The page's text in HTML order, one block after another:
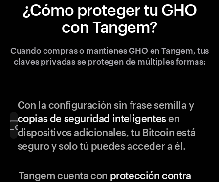
¿Cómo proteger tu GHO
con Tangem?
Cuando compras o mantienes GHO en Tangem, tus
claves privadas se protegen de múltiples formas:
Con la configuración sin frase semilla y
copias de seguridad inteligentesen
dispositivos adicionales, tu Bitcoin está
seguro y solo tú puedes acceder a él.
Tangem cuenta con protección contra